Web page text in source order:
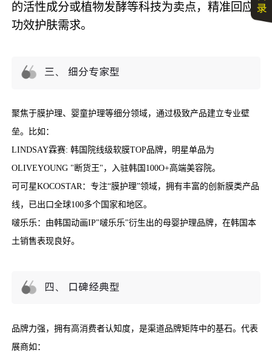
的活性成分或植物发酵等科技为卖点，精准回应
功效护肤需求。
三、 细分专家型
聚焦于膜护理、婴童护理等细分领域，通过极致产品建立专业壁
垒。比如：
LINDSAY霖赛: 韩国院线级软膜TOP品牌，明星单品为
OLIVEYOUNG "断货王"，入驻韩国100O+高端美容院。
可可星KOCOSTAR：专注“膜护理”领域，拥有丰富的创新膜类产品
线，已出口全球100多个国家和地区。
啵乐乐：由韩国动画IP"啵乐乐"衍生出的母婴护理品牌，在韩国本
土销售表现良好。
四、 口碑经典型
品牌力强，拥有高消费者认知度，是渠道品牌矩阵中的基石。代表
展商如：